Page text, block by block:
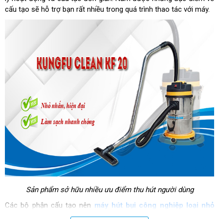
cấu tạo sẽ hỗ trợ bạn rất nhiều trong quá trình thao tác với máy.
Sản phẩm sở hữu nhiều ưu điểm thu hút người dùng
Các bộ phận cấu tạo nên máy hút bụi công nghiệp loại nhỏ
Kungfu Clean KF 20 đó là: